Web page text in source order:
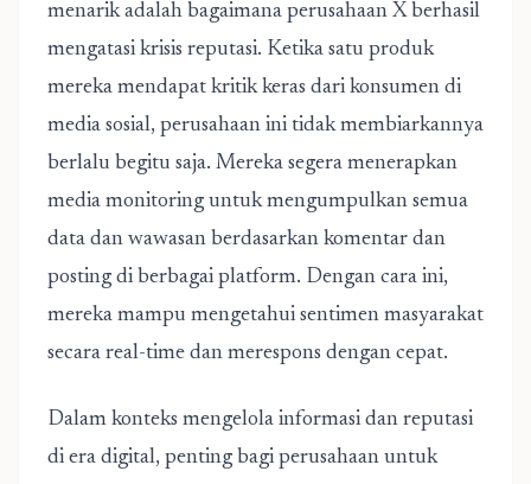
menarik adalah bagaimana perusahaan X berhasil
mengatasi krisis reputasi. Ketika satu produk
mereka mendapat kritik keras dari konsumen di
media sosial, perusahaan ini tidak membiarkannya
berlalu begitu saja. Mereka segera menerapkan
media monitoring untuk mengumpulkan semua
data dan wawasan berdasarkan komentar dan
posting di berbagai platform. Dengan cara ini,
mereka mampu mengetahui sentimen masyarakat
secara real-time dan merespons dengan cepat.
Dalam konteks mengelola informasi dan reputasi
di era digital, penting bagi perusahaan untuk